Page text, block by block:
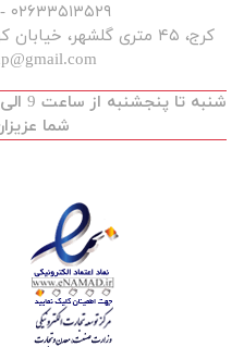
۰۲۶۳۳۵۱۳۵۲۹ - ۰۲۶۳۳۵۳۴۳۱۵
کرج، ۴۵ متری گلشهر، خیابان کوکب شرقی، عکس و فیلم مکث
شما